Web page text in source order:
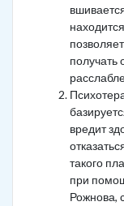
получать
вредит
такого
при
Рожнова,